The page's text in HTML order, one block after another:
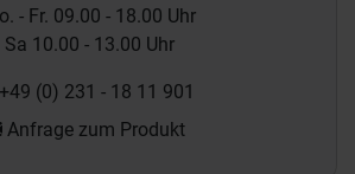
- Fr. 09.00 - 18.00 Uhr
Sa 10.00 - 13.00 Uhr
(0) 231 - 18 11 901
Anfrage zum Produkt